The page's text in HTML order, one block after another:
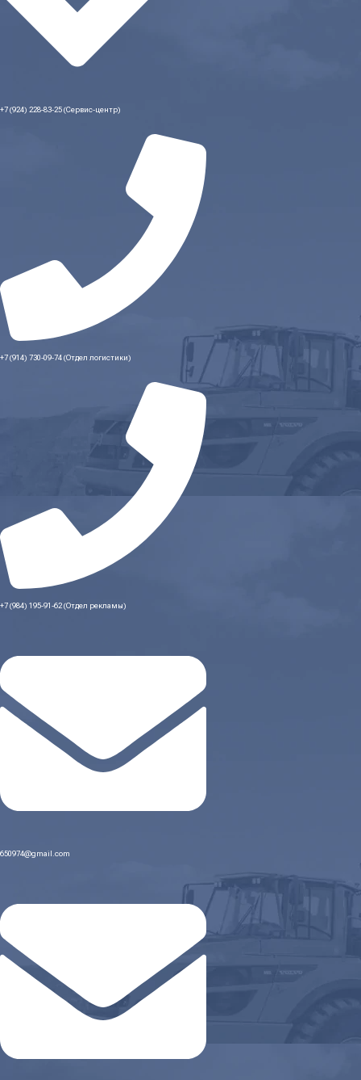
+7 (924) 228-83-25 (Сервис-центр)
+7 (914) 730-09-74 (Отдел логистики)
+7 (984) 195-91-62 (Отдел рекламы)
650974@gmail.com